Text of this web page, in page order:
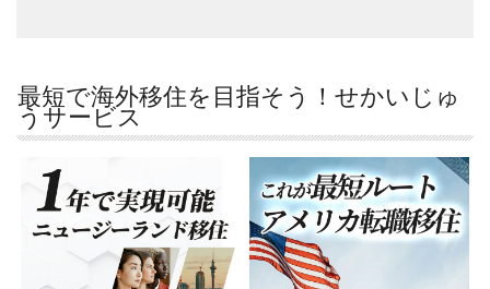
最短で海外移住を目指そう！せかいじゅ
うサービス